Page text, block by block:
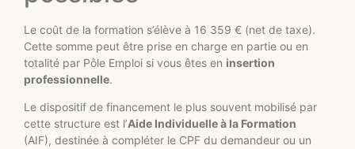
Le coût de la formation s’élève à 16 359 € (net de taxe).
Cette somme peut être prise en charge en partie ou en
totalité par Pôle Emploi si vous êtes en insertion
professionnelle.
Le dispositif de financement le plus souvent mobilisé par
cette structure est l’Aide Individuelle à la Formation
(AIF), destinée à compléter le CPF du demandeur ou un